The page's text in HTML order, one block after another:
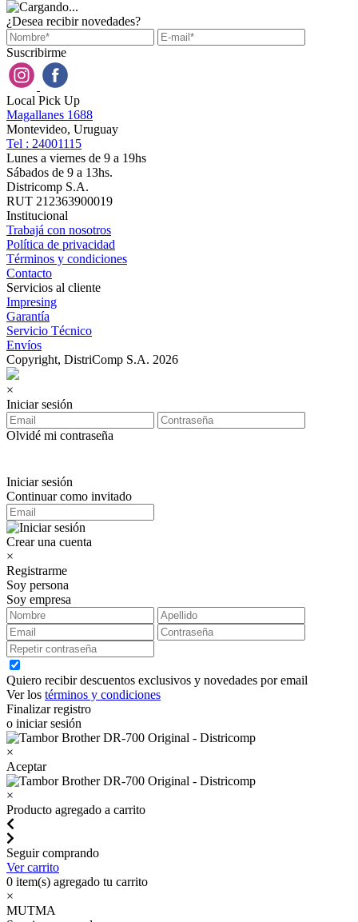
¿Desea recibir novedades?
Suscribirme
Local Pick Up
Magallanes 1688
Montevideo, Uruguay
Tel : 24001115
Lunes a viernes de 9 a 19hs
Sábados de 9 a 13hs.
Districomp S.A.
RUT 212363900019
Institucional
Trabajá con nosotros
Política de privacidad
Términos y condiciones
Contacto
Servicios al cliente
Impresing
Garantía
Servicio Técnico
Envíos
Copyright, DistriComp S.A. 2026
×
Iniciar sesión
Olvidé mi contraseña
Iniciar sesión
Continuar como invitado
Crear una cuenta
×
Registrarme
Soy persona
Soy empresa
Quiero recibir descuentos exclusivos y novedades por email
Ver los términos y condiciones
Finalizar registro
o iniciar sesión
×
Aceptar
×
Producto agregado a carrito
Seguir comprando
Ver carrito
0 item(s) agregado tu carrito
×
MUTMA